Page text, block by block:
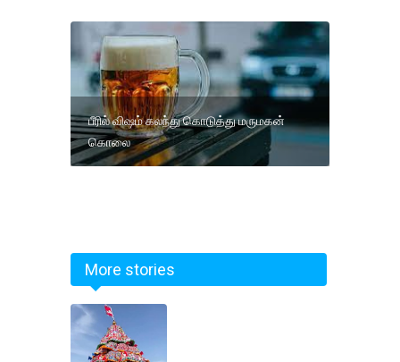
பீரில் விஷம் கலந்து கொடுத்து மருமகன்
கொலை
More stories